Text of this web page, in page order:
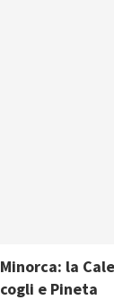
la
e Pineta